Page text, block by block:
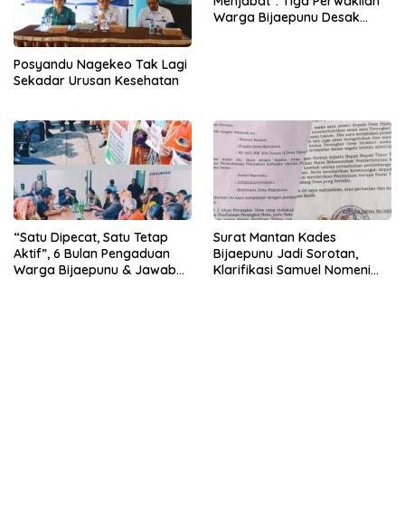
Posyandu Nagekeo Tak Lagi
Sekadar Urusan Kesehatan
Warga Bijaepunu Desak
“Satu Dipecat, Satu Tetap
Aktif”, 6 Bulan Pengaduan
Warga Bijaepunu & Jawaban
Surat Mantan Kades
Bijaepunu Jadi Sorotan,
Klarifikasi Samuel Nomeni